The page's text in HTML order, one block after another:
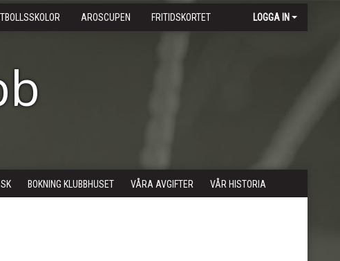
AROSCUPEN FRITIDSKORTET LOGGA IN
BOKNING KLUBBHUSET VÅRA AVGIFTER VÅR HISTORIA